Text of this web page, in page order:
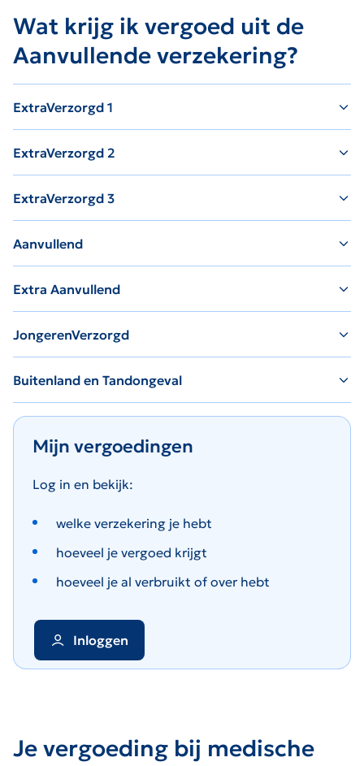
Wat krijg ik vergoed uit de
Aanvullende verzekering?
ExtraVerzorgd 1
ExtraVerzorgd 2
ExtraVerzorgd 3
Aanvullend
Extra Aanvullend
JongerenVerzorgd
Buitenland en Tandongeval
Mijn vergoedingen
Log in en bekijk:
welke verzekering je hebt
hoeveel je vergoed krijgt
hoeveel je al verbruikt of over hebt
Inloggen
Je vergoeding bij medische